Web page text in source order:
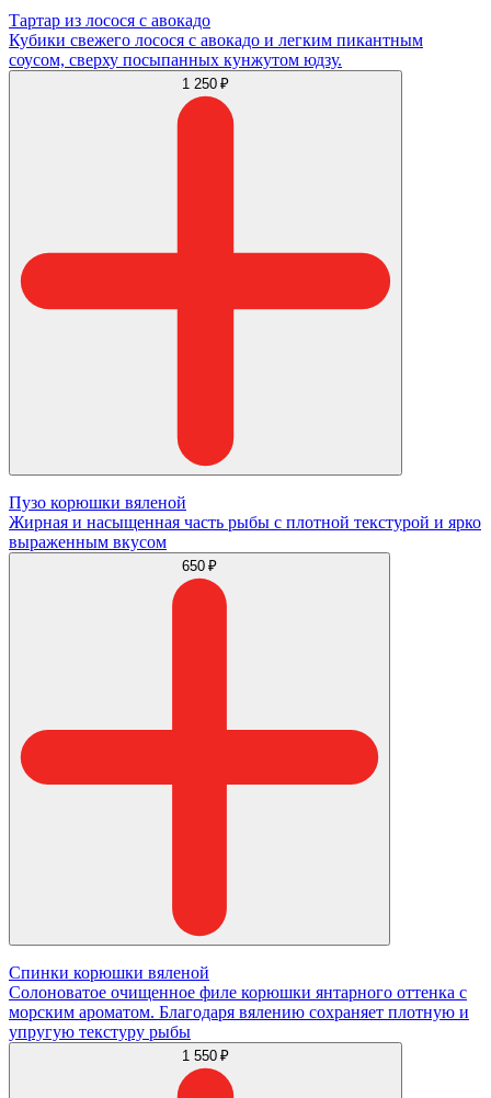
Тартар из лосося с авокадо
Кубики свежего лосося с авокадо и легким пикантным
соусом, сверху посыпанных кунжутом юдзу.
1 250 ₽
Пузо корюшки вяленой
Жирная и насыщенная часть рыбы с плотной текстурой и ярко
выраженным вкусом
650 ₽
Спинки корюшки вяленой
Солоноватое очищенное филе корюшки янтарного оттенка с
морским ароматом. Благодаря вялению сохраняет плотную и
упругую текстуру рыбы
1 550 ₽